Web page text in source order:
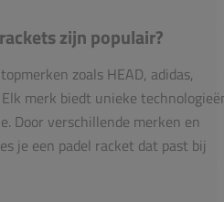
zijn populair?
zoals HEAD, adidas,
merk biedt unieke
Door verschillende merken en
je een padel racket dat past bij